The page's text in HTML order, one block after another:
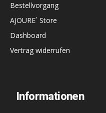
Bestellvorgang
AJOURE´ Store
Dashboard
Vertrag widerrufen
Informationen